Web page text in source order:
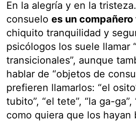
En la alegría y en la
consueloes un compañero
chiquito tranquilidad y
psicólogos los suele llamar
transicionales”, aunque
hablar de “objetos de
prefieren llamarlos: “el
tubito”, “el tete”, “la ga-ga”,
como quiera que los hayan